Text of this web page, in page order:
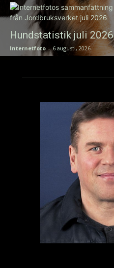
Hundstatistik juli 2026
Internetfoto - 6 augusti, 2026